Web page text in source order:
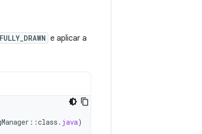
e aplicar a
::class . java)